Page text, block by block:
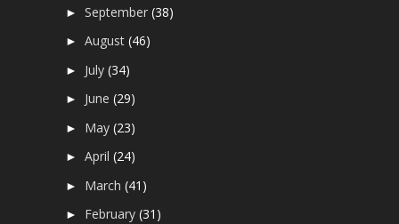
►September(38)
►August(46)
► July(34)
► June(29)
► May(23)
►April(24)
► March(41)
► February(31)